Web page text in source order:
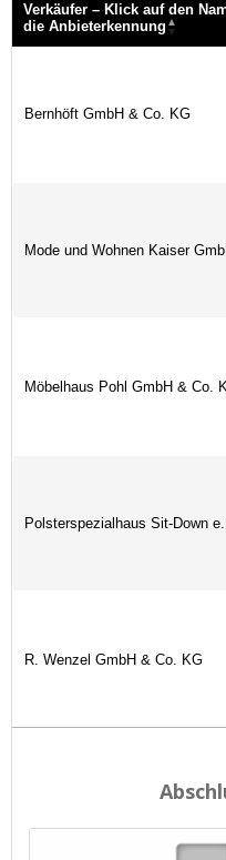
Verkäufer – Klick auf den
die Anbieterkennung
Bernhöft GmbH & Co. KG
Mode und Wohnen Kaiser
Möbelhaus Pohl GmbH & Co.
Polsterspezialhaus Sit-Down
R. Wenzel GmbH & Co. KG